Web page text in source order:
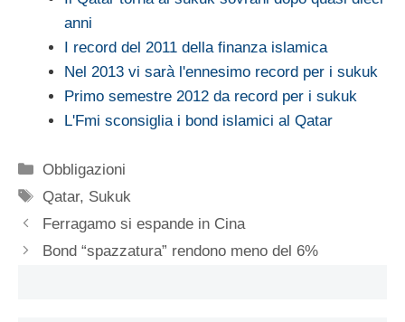
anni
I record del 2011 della finanza islamica
Nel 2013 vi sarà l'ennesimo record per i sukuk
Primo semestre 2012 da record per i sukuk
L'Fmi sconsiglia i bond islamici al Qatar
Categorie
Obbligazioni
Tag
Qatar, Sukuk
Ferragamo si espande in Cina
Bond “spazzatura” rendono meno del 6%